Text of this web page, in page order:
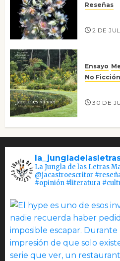
Reseñas
2 DE
Ensayo
No Ficción
30 DE
La Jungla de las Letras
@jacastroescritor
#opinión #literatura